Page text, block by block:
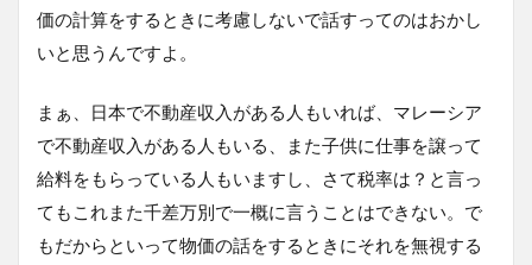
価の計算をするときに考慮しないで話すってのはおかし
いと思うんですよ。
まぁ、日本で不動産収入がある人もいれば、マレーシア
で不動産収入がある人もいる、また子供に仕事を譲って
給料をもらっている人もいますし、さて税率は？と言っ
てもこれまた千差万別で一概に言うことはできない。で
もだからといって物価の話をするときにそれを無視する